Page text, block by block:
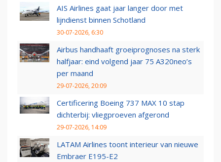
AIS Airlines gaat jaar langer door met
lijndienst binnen Schotland
30-07-2026, 6:30
Airbus handhaaft groeiprognoses na sterk
halfjaar: eind volgend jaar 75 A320neo’s
per maand
29-07-2026, 20:09
Certificering Boeing 737 MAX 10 stap
dichterbij: vliegproeven afgerond
29-07-2026, 14:09
LATAM Airlines toont interieur van nieuwe
Embraer E195-E2